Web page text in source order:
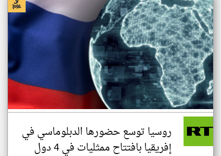
روسيا توسع حضورها الدبلوماسي في
إفريقيا بافتتاح ممثليات في 4 دول